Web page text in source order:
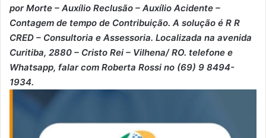
por Morte – ⁠Auxílio Reclusão – ⁠Auxílio Acidente –
⁠Contagem de tempo de Contribuição. A solução é R R
CRED – Consultoria e Assessoria. Localizada na avenida
Curitiba, 2880 – Cristo Rei – Vilhena/ RO. telefone e
Whatsapp, falar com Roberta Rossi no (69) 9 8494-
1934.